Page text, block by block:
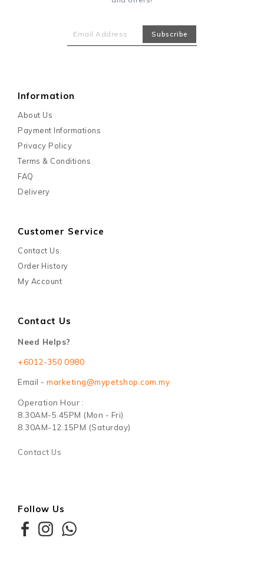
Information
About Us
Payment Informations
Privacy Policy
Terms & Conditions
FAQ
Delivery
Customer Service
Contact Us
Order History
My Account
Contact Us
Need Helps?
+6012-350 0980
Email - marketing@mypetshop.com.my
Operation Hour :
8.30AM-5.45PM (Mon - Fri)
8.30AM-12.15PM (Saturday)
Contact Us
Follow Us